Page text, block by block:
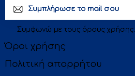
Συμφωνώ με τους όρους χρήσης.
Όροι χρήσης
Πολιτική απορρήτου